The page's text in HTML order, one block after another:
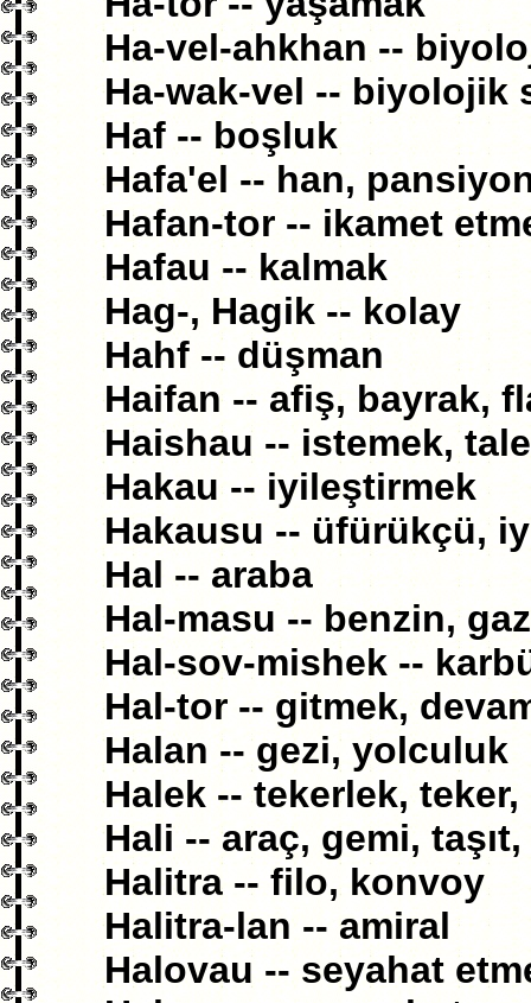
Ha-vel-ahkhan --
Ha-wak-vel -- biyolojik
Haf -- boşluk
Hafa'el -- han,
Hafan-tor -- ikamet
Hafau -- kalmak
Hag-, Hagik -- kolay
Hahf -- düşman
Haifan -- afiş, bayrak,
Haishau -- istemek,
Hakau -- iyileştirmek
Hakausu -- üfürükçü,
Hal -- araba
Hal-masu -- benzin,
Hal-sov-mishek --
Hal-tor -- gitmek,
Halan -- gezi, yolculuk
Halek -- tekerlek,
Hali -- araç, gemi,
Halitra -- filo, konvoy
Halitra-lan -- amiral
Halovau -- seyahat